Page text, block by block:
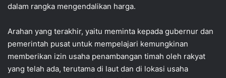
dalam rangka mengendalikan harga.
Arahan yang terakhir, yaitu meminta kepada gubernur dan
pemerintah pusat untuk mempelajari kemungkinan
memberikan izin usaha penambangan timah oleh rakyat
yang telah ada, terutama di laut dan di lokasi usaha